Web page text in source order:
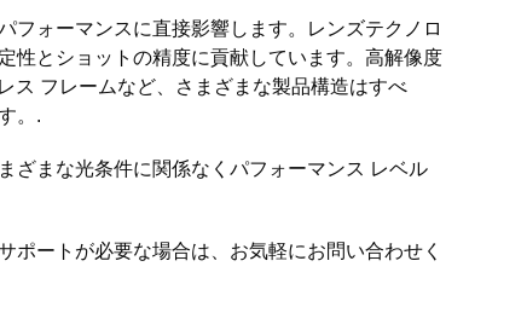
フォーマンスに直接影響します。レンズテクノロ
性とショットの精度に貢献しています。高解像度
ス フレームなど、さまざまな製品構造はすべ
。.
ざまな光条件に関係なくパフォーマンス レベル
ポートが必要な場合は、お気軽にお問い合わせく